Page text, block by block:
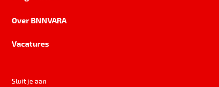
Over BNNVARA
Vacatures
Sluit je aan